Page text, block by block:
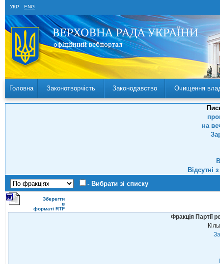
УКР ENG
Головна Законотворчість Законодавство Очищення
на
Відсутні
- Вибрати зі списку
Зберегти
в
форматі RTF
Фракція Партії